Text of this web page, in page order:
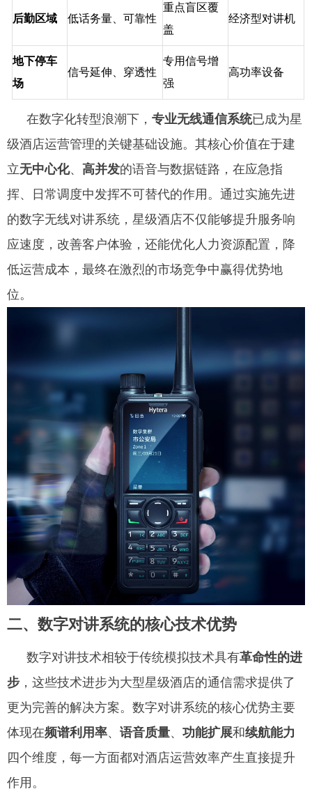
后勤区域 低话务量、可靠性
重点盲区覆
盖
经济型对讲机
地下停车
场
信号延伸、穿透性
专用信号增
强
高功率设备
在数字化转型浪潮下， 专业无线通信系统已成为星
级酒店运营管理的关键基础设施。其核心价值在于建
立无中心化、 高并发的语音与数据链路，在应急指
挥、日常调度中发挥不可替代的作用。通过实施先进
的数字无线对讲系统，星级酒店不仅能够提升服务响
应速度，改善客户体验，还能优化人力资源配置，降
低运营成本，最终在激烈的市场竞争中赢得优势地
位。
二、 数字对讲系统的核心技术优势
数字对讲技术相较于传统模拟技术具有革命性的进
步 ，这些技术进步为大型星级酒店的通信需求提供了
更为完善的解决方案。数字对讲系统的核心优势主要
体现在频谱利用率、 语音质量、 功能扩展和续航能力
四个维度，每一方面都对酒店运营效率产生直接提升
作用。